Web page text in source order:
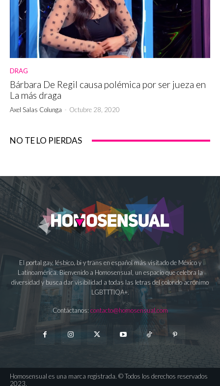
DRAG
Bárbara De Regil causa polémica por ser jueza en
La más draga
Axel Salas Colunga - Octubre 28, 2020
NO TE LO PIERDAS
El portal gay, lésbico, bi y trans en español más visitado de México y
Latinoamérica. Bienvenido a Homosensual, un espacio que celebra la
diversidad y busca dar visibilidad a todas las letras del colorido acrónimo
LGBTTTIQA+.
Contáctanos: contacto@homosensual.com
Homosensual es una marca registrada. © Todos los derechos reservados
2023.